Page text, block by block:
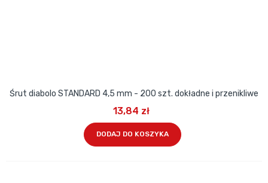
Śrut diabolo STANDARD 4,5 mm - 200 szt. dokładne i przenikliwe
13,84 zł
DODAJ DO KOSZYKA